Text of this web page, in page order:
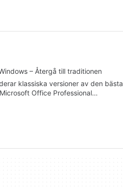
– Återgå till traditionen
klassiska versioner av den bästa
Office Professional…